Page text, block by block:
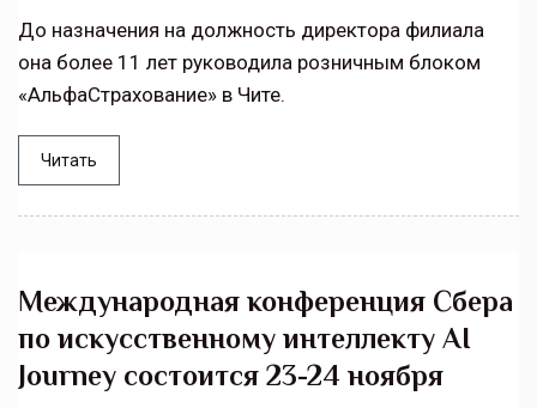
До назначения на должность директора филиала
она более 11 лет руководила розничным блоком
«АльфаСтрахование» в Чите.
Читать
Международная конференция Сбера
по искусственному интеллекту AI
Journey состоится 23-24 ноября